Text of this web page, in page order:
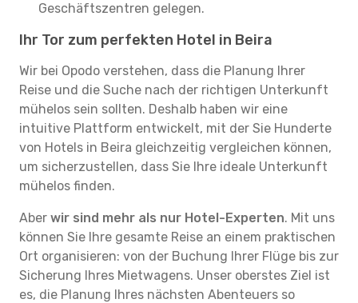
Geschäftszentren gelegen.
Ihr Tor zum perfekten Hotel in Beira
Wir bei Opodo verstehen, dass die Planung Ihrer
Reise und die Suche nach der richtigen Unterkunft
mühelos sein sollten. Deshalb haben wir eine
intuitive Plattform entwickelt, mit der Sie Hunderte
von Hotels in Beira gleichzeitig vergleichen können,
um sicherzustellen, dass Sie Ihre ideale Unterkunft
mühelos finden.
Aber wir sind mehr als nur Hotel-Experten. Mit uns
können Sie Ihre gesamte Reise an einem praktischen
Ort organisieren: von der Buchung Ihrer Flüge bis zur
Sicherung Ihres Mietwagens. Unser oberstes Ziel ist
es, die Planung Ihres nächsten Abenteuers so